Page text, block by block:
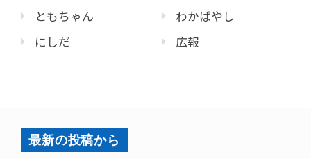
ともちゃん
にしだ
わかばやし
広報
最新の投稿から